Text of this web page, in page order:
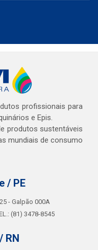
profissionais para
e Epis.
produtos sustentáveis
mundiais de consumo
/ PE
- Galpão 000A
(81) 3478-8545
RN